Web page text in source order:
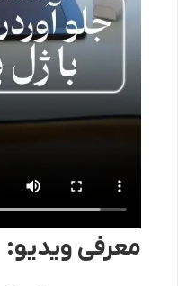
معرفی ویدیو: